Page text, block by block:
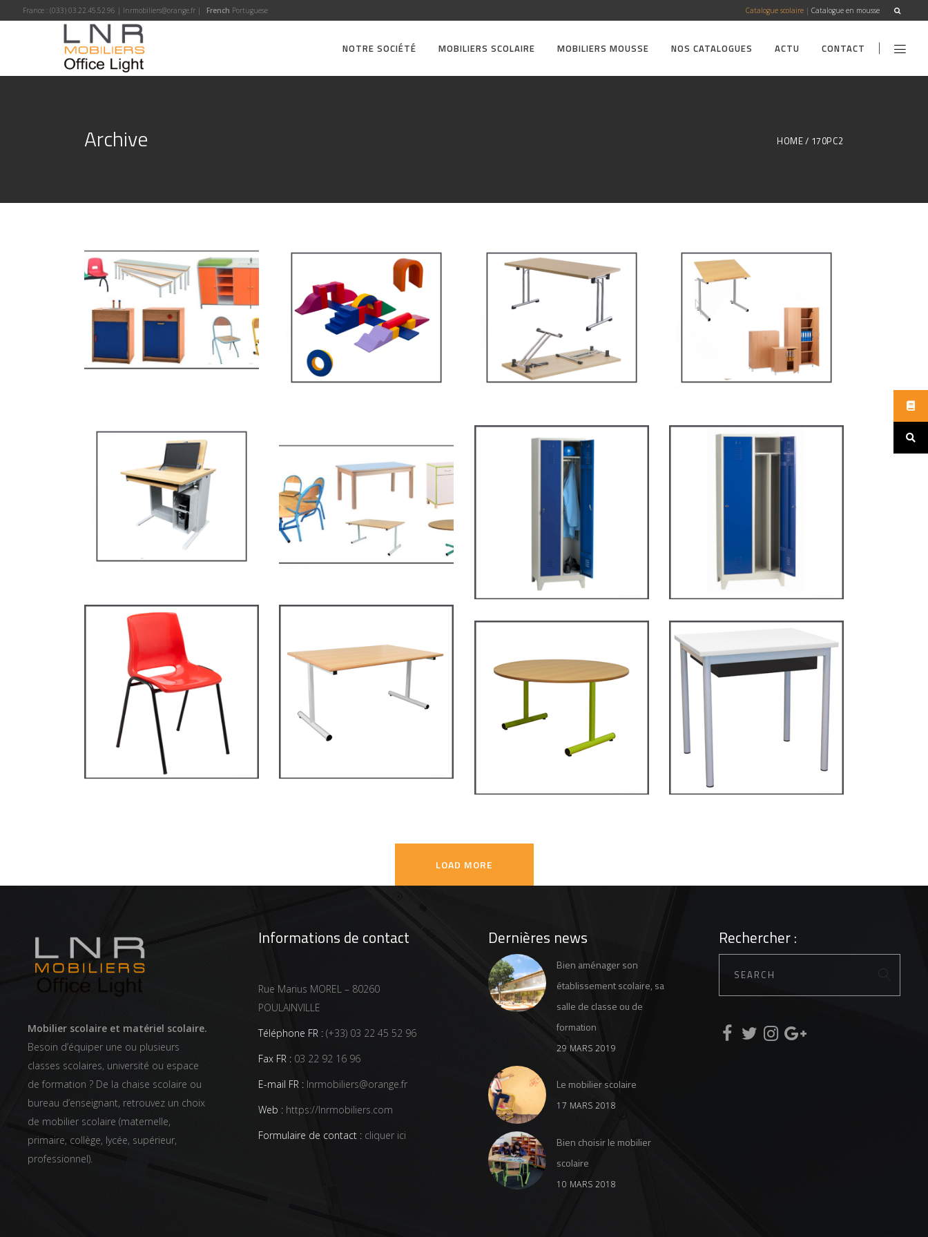
France : (033) 03.22.45.52.96 | lnrmobiliers@orange.fr | French Portuguese Catalogue scolaire | Catalogue en mousse
NOTRE SOCIÉTÉ MOBILIERS SCOLAIRE MOBILIERS MOUSSE NOS CATALOGUES ACTU CONTACT
Archive HOME 170PC2
Equipement crèche et
maternelle
MOBILIER SCOLAIRE
pédagogique
MOBILIER SCOLAIRE Tables Multifonctions
MOBILIER SCOLAIRE
Mobilier secondaire /
supérieur
MOBILIER SCOLAIRE
Mobilier multimédia
MOBILIER SCOLAIRE
Mobilier de restauration,
espace cantine
MOBILIER SCOLAIRE
ARV2P – Vestiaire
industrie propre
ARV2S – Vestiaire
industrie salissante
VESTIAIRES
ST119 – Rick – Chaise
Primaire, collège et
secondaire
CHAISES ET BANCS
RM128 – Restauration
Maggie
TABLES ET MANGE DEBOUT
RM120 – Restauration
Maggie
TD4P75 – Dale table 4
pieds 70×50
TABLES SECONDAIRE
LOAD MORE
Mobilier scolaire et matériel scolaire.
Besoin d’équiper une ou plusieurs
classes scolaires, université ou espace
de formation ? De la chaise scolaire ou
bureau d’enseignant, retrouvez un choix
de mobilier scolaire (maternelle,
primaire, collège, lycée, supérieur,
professionnel).
Informations de contact
Rue Marius MOREL – 80260
POULAINVILLE
Téléphone FR :(+33) 03 22 45 52 96
Fax FR :03 22 92 16 96
E-mail FR :lnrmobiliers@orange.fr
Web :https://lnrmobiliers.com
Formulaire de contact :cliquer ici
Dernières news
Bien aménager son
établissement scolaire, sa
salle de classe ou de
formation
29 MARS 2019
Le mobilier scolaire
17 MARS 2018
Bien choisir le mobilier
scolaire
10 MARS 2018
Rechercher :